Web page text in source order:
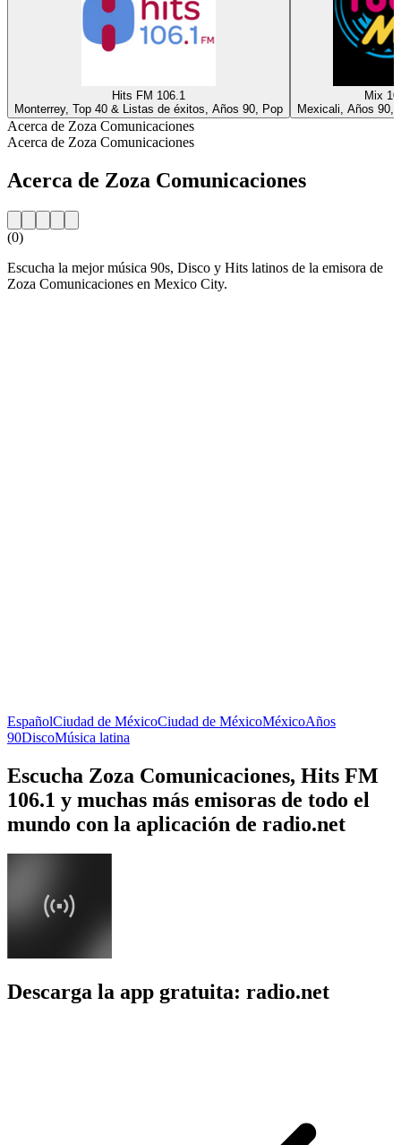
Hits FM 106.1
Monterrey, Top 40 & Listas de éxitos, Años 90, Pop
Mix
Mexicali, Años 90,
Acerca de Zoza Comunicaciones
Acerca de Zoza Comunicaciones
Acerca de Zoza Comunicaciones
(0)
Escucha la mejor música 90s, Disco y Hits latinos de la emisora de
Zoza Comunicaciones en Mexico City.
EspañolCiudad de MéxicoCiudad de MéxicoMéxicoAños
90DiscoMúsica latina
Escucha Zoza Comunicaciones, Hits FM
106.1 y muchas más emisoras de todo el
mundo con la aplicación de radio.net
Descarga la app gratuita: radio.net